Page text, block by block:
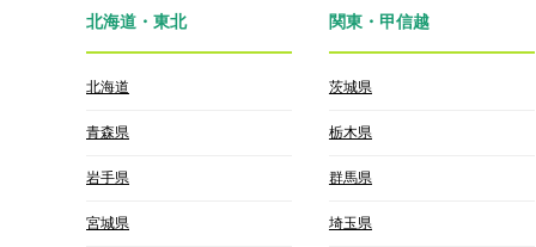
北海道・東北
北海道
青森県
岩手県
宮城県
関東・甲信越
茨城県
栃木県
群馬県
埼玉県